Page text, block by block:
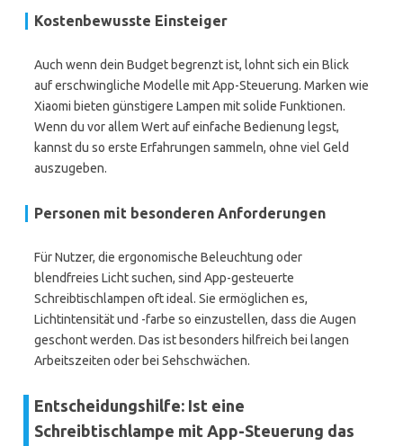
Kostenbewusste Einsteiger
Auch wenn dein Budget begrenzt ist, lohnt sich ein Blick
auf erschwingliche Modelle mit App-Steuerung. Marken wie
Xiaomi bieten günstigere Lampen mit solide Funktionen.
Wenn du vor allem Wert auf einfache Bedienung legst,
kannst du so erste Erfahrungen sammeln, ohne viel Geld
auszugeben.
Personen mit besonderen Anforderungen
Für Nutzer, die ergonomische Beleuchtung oder
blendfreies Licht suchen, sind App-gesteuerte
Schreibtischlampen oft ideal. Sie ermöglichen es,
Lichtintensität und -farbe so einzustellen, dass die Augen
geschont werden. Das ist besonders hilfreich bei langen
Arbeitszeiten oder bei Sehschwächen.
Entscheidungshilfe: Ist eine
Schreibtischlampe mit App-Steuerung das